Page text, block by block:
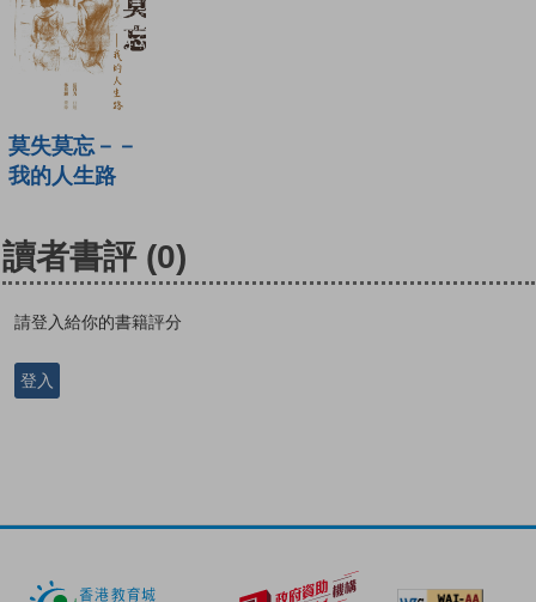
莫失莫忘－－
我的人生路
讀者書評 (0)
請登入給你的書籍評分
登入